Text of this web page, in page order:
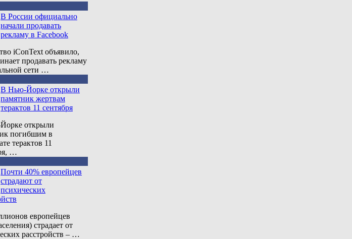
В России официально
начали продавать
рекламу в Facebook
iConText объявило,
продавать рекламу
сети …
В Нью-Йорке открыли
памятник жертвам
терактов 11 сентября
открыли
погибшим в
терактов 11
…
Почти 40% европейцев
страдают от
психических
европейцев
страдает от
расстройств – …